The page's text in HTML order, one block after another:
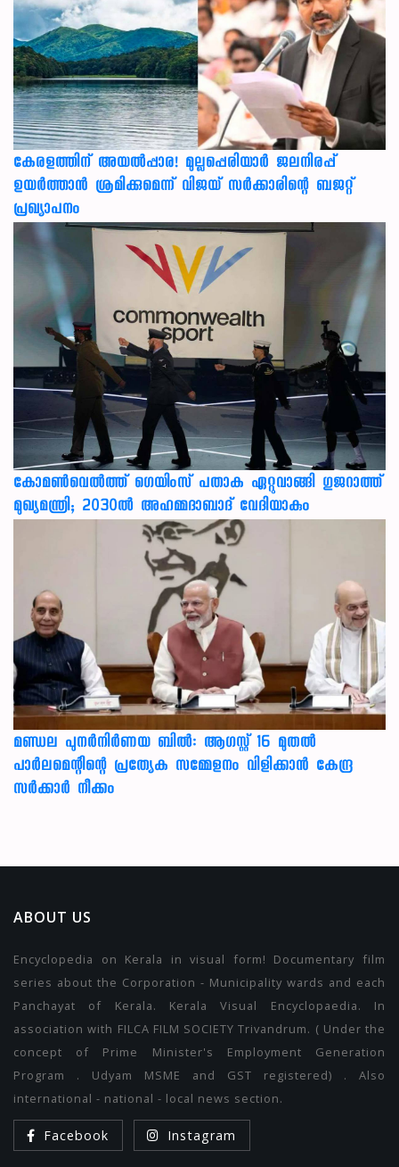
കേരളത്തിന് അ‌യൽപ്പാര! മുല്ലപ്പെരിയാർ ജലനിരപ്പ്
ഉയർത്താൻ ശ്രമിക്കുമെന്ന് വിജയ് സർക്കാരിന്റെ ബജറ്റ്
പ്രഖ്യാപനം
കോമൺവെൽത്ത് ഗെയിംസ് പതാക ഏറ്റുവാങ്ങി ഗുജറാത്ത്
മുഖ്യമന്ത്രി; 2030ൽ അഹമ്മദാബാദ് വേദിയാകും
മണ്ഡല പുനർനിർണയ ബിൽ: ആഗസ്റ്റ് 16 മുതൽ
പാർലമെന്റിന്റെ പ്രത്യേക സമ്മേളനം വിളിക്കാൻ കേന്ദ്ര
സർക്കാർ നീക്കം
ABOUT US
Encyclopedia on Kerala in visual form! Documentary film
series about the Corporation - Municipality wards and each
Panchayat of Kerala. Kerala Visual Encyclopaedia. In
association with FILCA FILM SOCIETY Trivandrum. ( Under the
concept of Prime Minister's Employment Generation
Program . Udyam MSME and GST registered) . Also
international - national - local news section.
Facebook Instagram